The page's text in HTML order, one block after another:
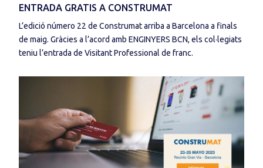
ENTRADA GRATIS A CONSTRUMAT
L’edició número 22 de Construmat arriba a Barcelona a finals
de maig. Gràcies a l’acord amb ENGINYERS BCN, els col·legiats
teniu l’entrada de Visitant Professional de franc.